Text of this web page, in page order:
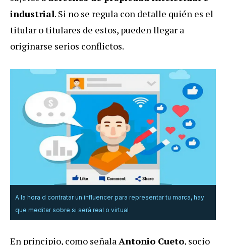
industrial. Si no se regula con detalle quién es el
titular o titulares de estos, pueden llegar a
originarse serios conflictos.
A la hora d contratar un influencer para representar tu marca, hay
que meditar sobre si será real o virtual
En principio, como señalaAntonio Cueto, socio